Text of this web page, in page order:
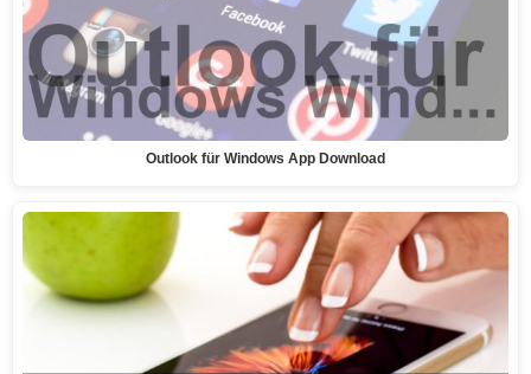
Outlook für Windows App Download